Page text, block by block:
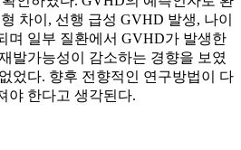
차이, 선행 급성 GVHD 발생, 나이
며 일부 질환에서 GVHD가 발생한
발가능성이 감소하는 경향을 보였
었다. 향후 전향적인 연구방법이 다
야 한다고 생각된다.